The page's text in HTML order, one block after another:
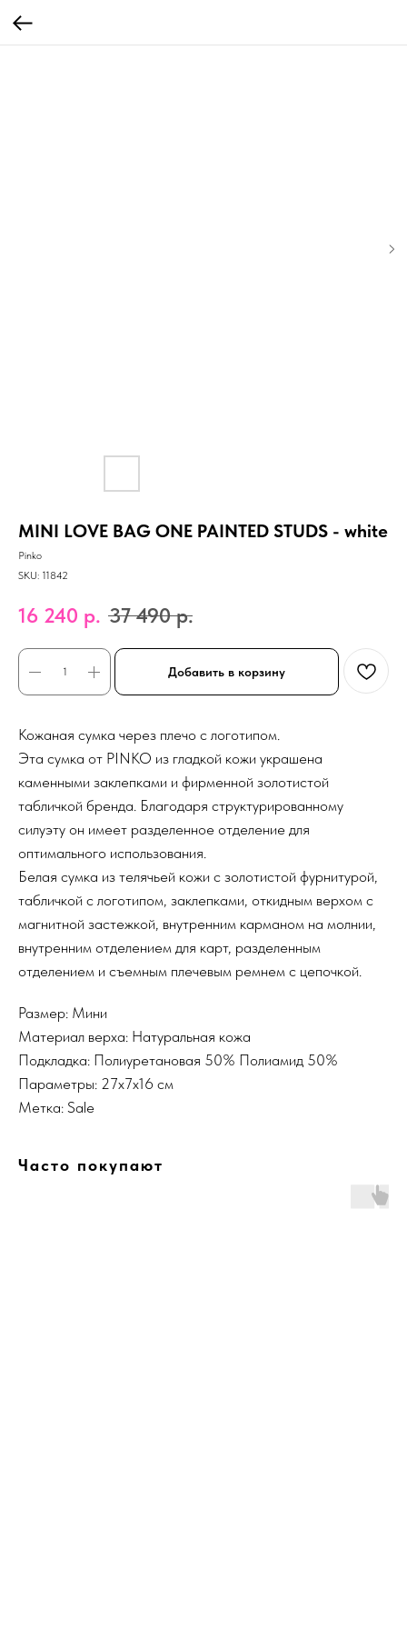
MINI LOVE BAG ONE PAINTED STUDS - white
Pinko
SKU: 11842
16 240 р. 37 490 р.
Добавить в корзину
Кожаная сумка через плечо с логотипом.
Эта сумка от PINKO из гладкой кожи украшена
каменными заклепками и фирменной золотистой
табличкой бренда. Благодаря структурированному
силуэту он имеет разделенное отделение для
оптимального использования.
Белая сумка из телячьей кожи с золотистой фурнитурой,
табличкой с логотипом, заклепками, откидным верхом с
магнитной застежкой, внутренним карманом на молнии,
внутренним отделением для карт, разделенным
отделением и съемным плечевым ремнем с цепочкой.
Размер: Мини
Материал верха: Натуральная кожа
Подкладка: Полиуретановая 50% Полиамид 50%
Параметры: 27x7x16 см
Метка: Sale
Часто покупают